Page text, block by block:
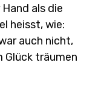
als die
heisst, wie:
auch nicht,
Glück träumen